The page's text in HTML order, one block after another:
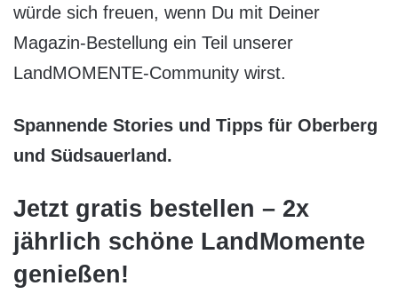
würde sich freuen, wenn Du mit Deiner
Magazin-Bestellung ein Teil unserer
LandMOMENTE-Community wirst.
Spannende Stories und Tipps für Oberberg
und Südsauerland.
Jetzt gratis bestellen – 2x
jährlich schöne LandMomente
genießen!